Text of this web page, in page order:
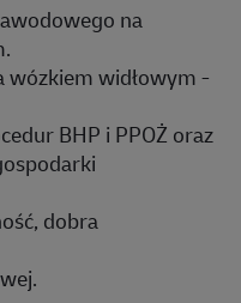
na
wózkiem widłowym -
BHP i PPOŻ oraz
dobra